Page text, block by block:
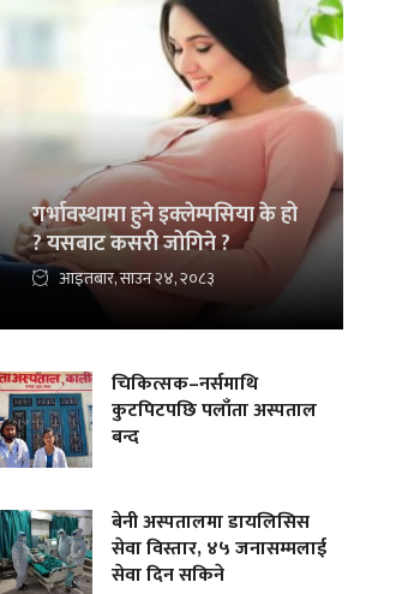
गर्भावस्थामा हुने इक्लेम्पसिया के हो
? यसबाट कसरी जोगिने ?
आइतबार, साउन २४, २०८३
चिकित्सक–नर्समाथि
कुटपिटपछि पलाँता अस्पताल
बन्द
बेनी अस्पतालमा डायलिसिस
सेवा विस्तार, ४५ जनासम्मलाई
सेवा दिन सकिने